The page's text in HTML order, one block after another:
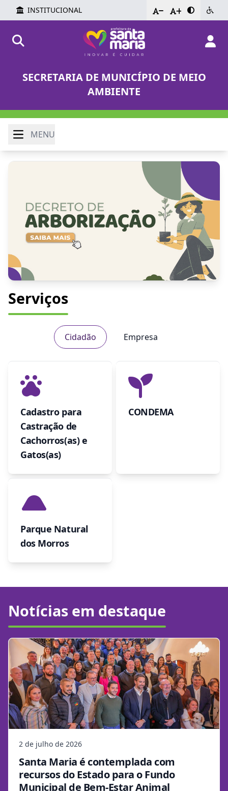
INSTITUCIONAL - +
SECRETARIA DE MUNICÍPIO DE MEIO
AMBIENTE
MENU
Serviços
Cidadão Empresa
Cadastro para
Castração de
Cachorros(as) e
Gatos(as)
CONDEMA
Parque Natural
dos Morros
Notícias em destaque
2 de julho de 2026
Santa Maria é contemplada com
recursos do Estado para o Fundo
Municipal de Bem-Estar Animal